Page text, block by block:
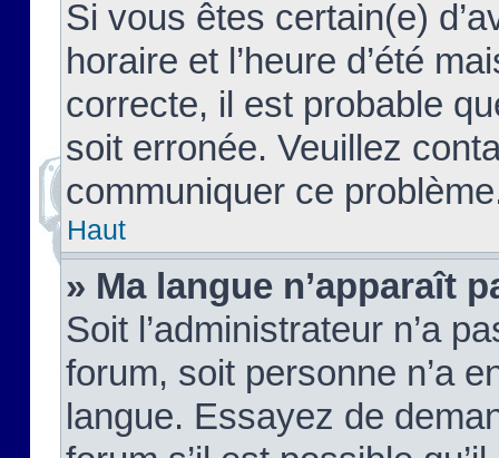
Si vous êtes certain(e)
horaire et l’heure d’été
correcte, il est probable
soit erronée. Veuillez
communiquer ce
Haut
» Ma langue n’apparaît
Soit l’administrateur n’a
forum, soit personne n’a
langue. Essayez de